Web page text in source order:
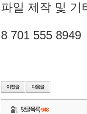
파일 제작 및 기
8 701 555 8949
댓글목록948